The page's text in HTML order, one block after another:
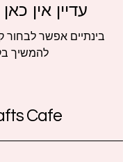
עדיין אין
בינתיים אפשר לבחור
להמשיך
Cafe